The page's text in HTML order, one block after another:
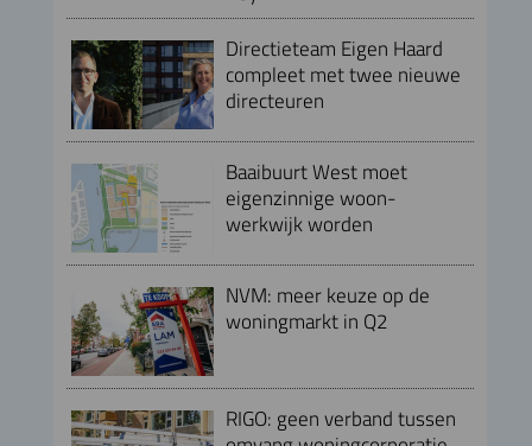
Directieteam Eigen Haard
compleet met twee nieuwe
directeuren
Baaibuurt West moet
eigenzinnige woon-
werkwijk worden
NVM: meer keuze op de
woningmarkt in Q2
RIGO: geen verband tussen